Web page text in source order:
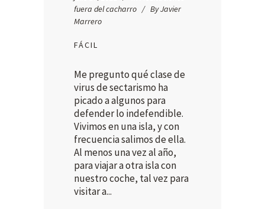
fuera del cacharro
ByJavier
Marrero
FÁCIL
Me pregunto qué clase de
virus de sectarismo ha
picado a algunos para
defender lo indefendible.
Vivimos en una isla, y con
frecuencia salimos de ella.
Al menos una vez al año,
para viajar a otra isla con
nuestro coche, tal vez para
visitar a...